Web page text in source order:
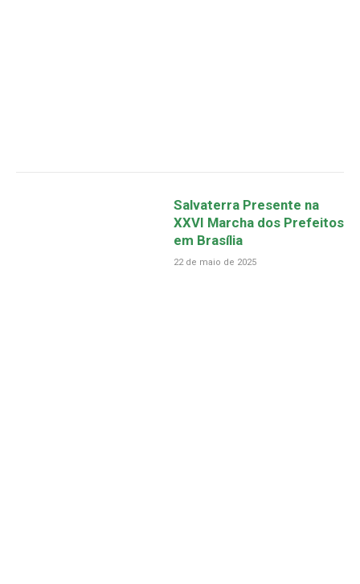
Salvaterra Presente na
XXVI Marcha dos Prefeitos
em Brasília
22 de maio de 2025